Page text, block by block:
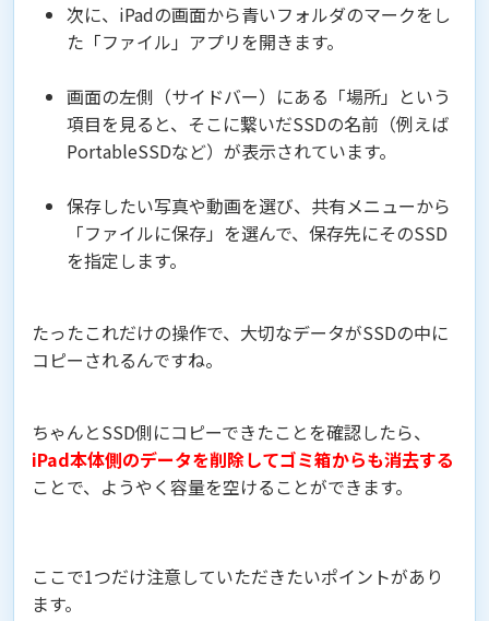
次に、iPadの画面から青いフォルダのマークをし
た「ファイル」アプリを開きます。
画面の左側（サイドバー）にある「場所」という
項目を見ると、そこに繋いだSSDの名前（例えば
PortableSSDなど）が表示されています。
保存したい写真や動画を選び、共有メニューから
「ファイルに保存」を選んで、保存先にそのSSD
を指定します。
たったこれだけの操作で、大切なデータがSSDの中に
コピーされるんですね。
ちゃんとSSD側にコピーできたことを確認したら、
iPad本体側のデータを削除してゴミ箱からも消去する
ことで、ようやく容量を空けることができます。
ここで1つだけ注意していただきたいポイントがあり
ます。